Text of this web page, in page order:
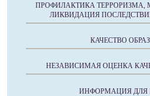
ПРОФИЛАКТИКА
ЛИКВИДАЦИЯ
КАЧЕСТВО
НЕЗАВИСИМАЯ ОЦЕНКА
ИНФОРМАЦИЯ ДЛЯ